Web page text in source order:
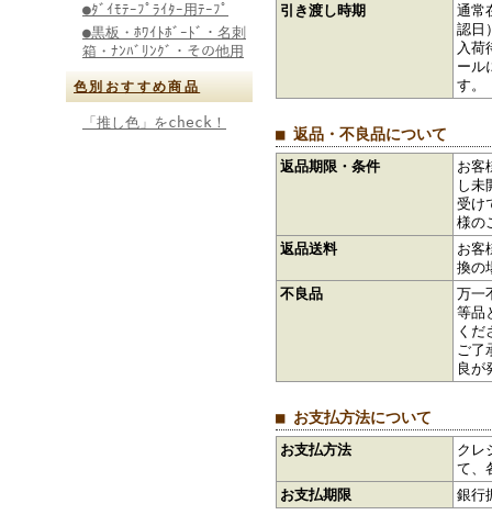
●ﾀﾞｲﾓﾃｰﾌﾟﾗｲﾀｰ用ﾃｰﾌﾟ
●黒板・ﾎﾜｲﾄﾎﾞｰﾄﾞ・名刺
箱・ﾅﾝﾊﾞﾘﾝｸﾞ・その他用
色別おすすめ商品
「推し色」をcheck！
引き渡し時期
通常
認日
入荷
ール
す。
■ 返品・不良品について
返品期限・条件
お客
し未
受け
様の
返品送料
お客
換の
不良品
万一
等品
くだ
ご了
良が
■ お支払方法について
お支払方法
クレ
て、
お支払期限
銀行